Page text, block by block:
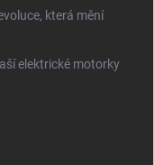
která mění
elektrické motorky